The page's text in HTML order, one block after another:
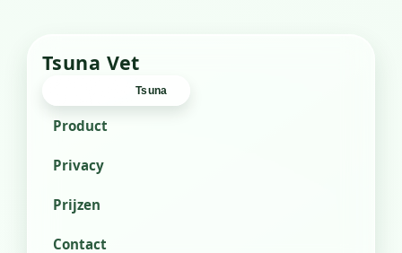
Tsuna Vet
Tsuna
Product
Privacy
Prijzen
Contact